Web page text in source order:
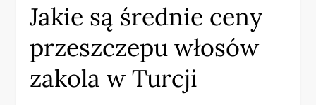
Jakie są średnie ceny
przeszczepu włosów
zakola w Turcji